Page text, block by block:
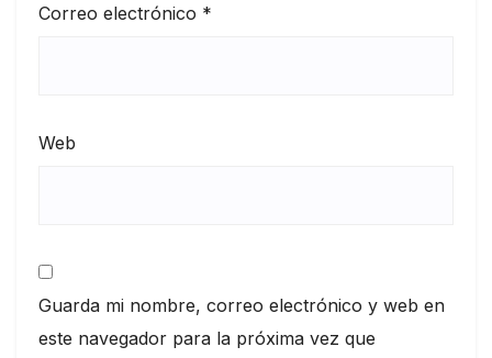
Correo electrónico *
Web
Guarda mi nombre, correo electrónico y web en
este navegador para la próxima vez que